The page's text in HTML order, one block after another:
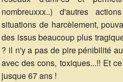
nombreuxxx..) d'autres
situations de harcèlement,
des issus beaucoup plus
? il n'y a pas de pire pénibilité
avec des cons, toxiques...!! Et
jusque 67 ans !